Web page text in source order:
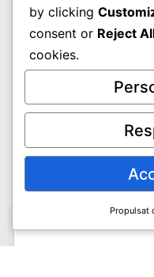
Adresa
B-dul Lazăr Gheorghe,
Str. Labirint), Timișoara,
+40765325265
by clicking
consent or Reject
cookies.
Propulsat